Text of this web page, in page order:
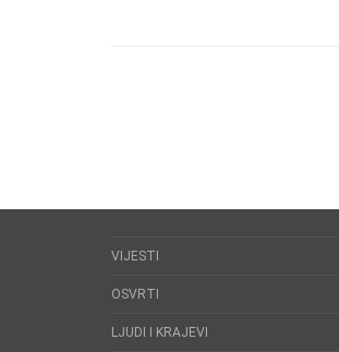
VIJESTI
OSVRTI
LJUDI I KRAJEVI